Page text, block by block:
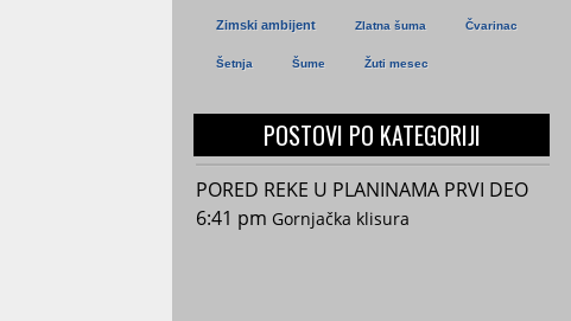
Zimski ambijent Zlatna šuma Čvarinac
Šetnja Šume Žuti mesec
POSTOVI PO KATEGORIJI
PORED REKE U PLANINAMA PRVI DEO
6:41 pm Gornjačka klisura